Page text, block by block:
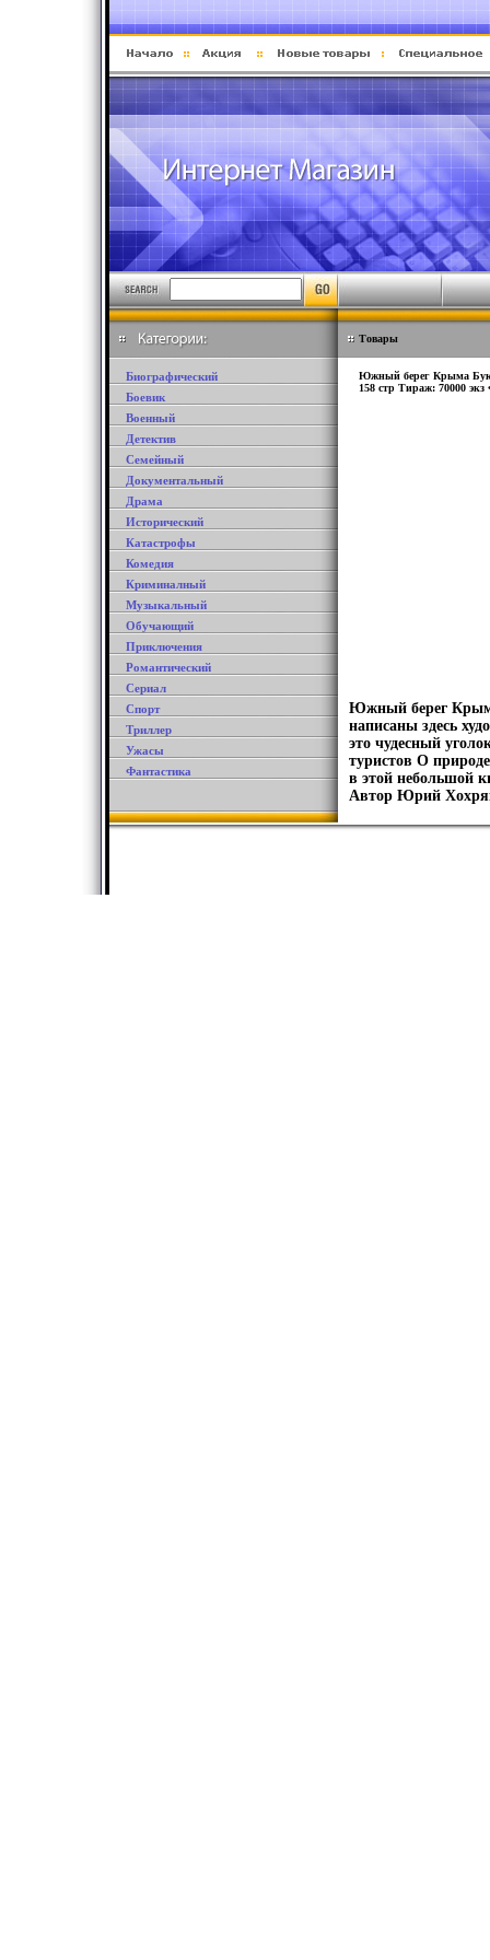
Биографический
Боевик
Военный
Детектив
Семейный
Документальный
Драма
Исторический
Катастрофы
Комедия
Криминалный
Музыкальный
Обучающий
Приключения
Романтический
Сериал
Спорт
Триллер
Ужасы
Фантастика
Товары
Южный берег Крыма
158 стр Тираж: 70000
Южный берег
написаны здесь
это чудесный
туристов О
в этой небольшой
Автор Юрий